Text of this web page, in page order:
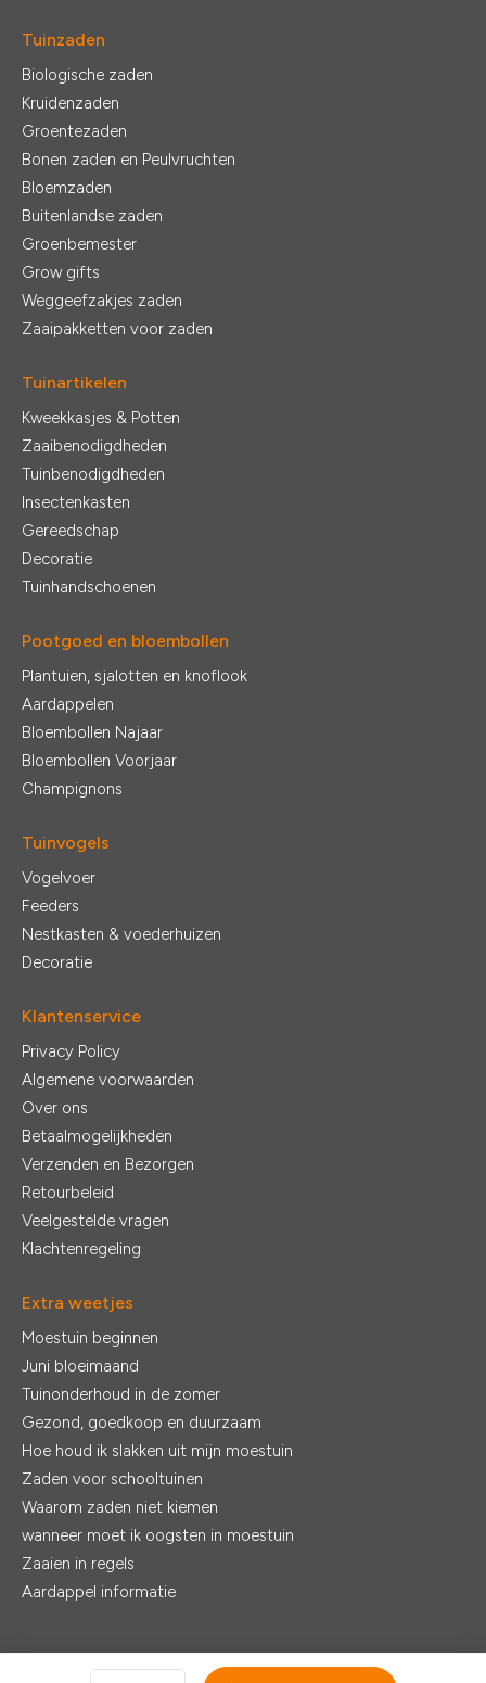
Tuinzaden
Biologische zaden
Kruidenzaden
Groentezaden
Bonen zaden en Peulvruchten
Bloemzaden
Buitenlandse zaden
Groenbemester
Grow gifts
Weggeefzakjes zaden
Zaaipakketten voor zaden
Tuinartikelen
Kweekkasjes & Potten
Zaaibenodigdheden
Tuinbenodigdheden
Insectenkasten
Gereedschap
Decoratie
Tuinhandschoenen
Pootgoed en bloembollen
Plantuien, sjalotten en knoflook
Aardappelen
Bloembollen Najaar
Bloembollen Voorjaar
Champignons
Tuinvogels
Vogelvoer
Feeders
Nestkasten & voederhuizen
Decoratie
Klantenservice
Privacy Policy
Algemene voorwaarden
Over ons
Betaalmogelijkheden
Verzenden en Bezorgen
Retourbeleid
Veelgestelde vragen
Klachtenregeling
Extra weetjes
Moestuin beginnen
Juni bloeimaand
Tuinonderhoud in de zomer
Gezond, goedkoop en duurzaam
Hoe houd ik slakken uit mijn moestuin
Zaden voor schooltuinen
Waarom zaden niet kiemen
wanneer moet ik oogsten in moestuin
Zaaien in regels
Aardappel informatie